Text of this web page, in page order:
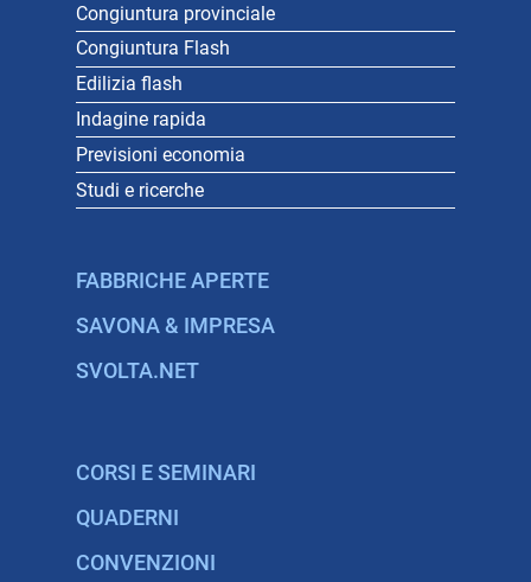
Congiuntura provinciale
Congiuntura Flash
Edilizia flash
Indagine rapida
Previsioni economia
Studi e ricerche
FABBRICHE APERTE
SAVONA & IMPRESA
SVOLTA.NET
CORSI E SEMINARI
QUADERNI
CONVENZIONI